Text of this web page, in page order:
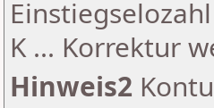
K ... Korrektur
Hinweis2